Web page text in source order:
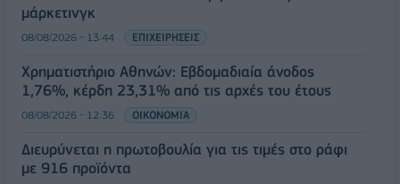
μάρκετινγκ
08/08/2026 - 13:44 ΕΠΙΧΕΙΡΗΣΕΙΣ
Χρηματιστήριο Αθηνών: Εβδομαδιαία άνοδος
1,76%, κέρδη 23,31% από τις αρχές του έτους
08/08/2026 - 12:36 ΟΙΚΟΝΟΜΙΑ
Διευρύνεται η πρωτοβουλία για τις τιμές στο ράφι
με 916 προϊόντα